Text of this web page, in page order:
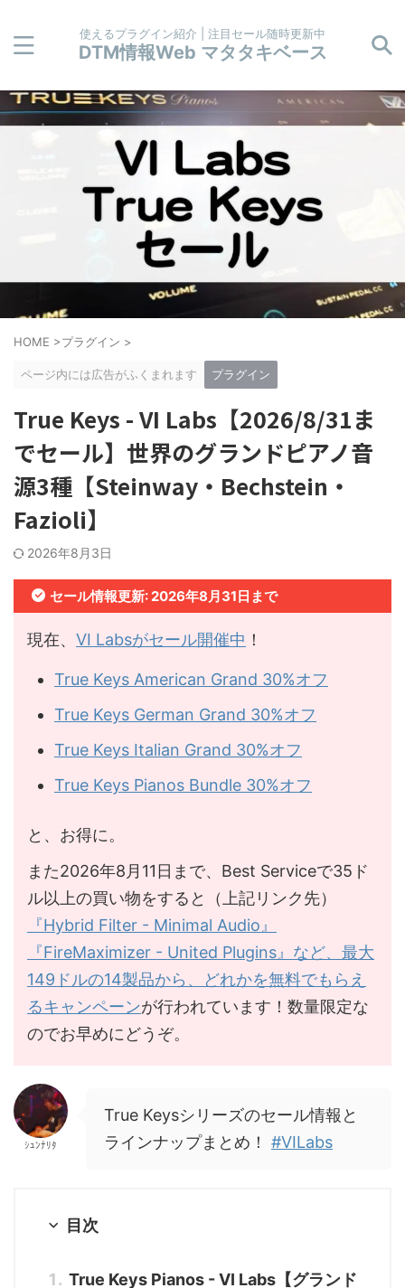
使えるプラグイン紹介 | 注目セール随時更新中
DTM情報Web マタタキベース
HOME >プラグイン >
ページ内には広告がふくまれます プラグイン
True Keys - VI Labs【2026/8/31ま
でセール】世界のグランドピアノ音
源3種【Steinway・Bechstein・
Fazioli】
2026年8月3日
セール情報更新: 2026年8月31日まで
現在、 VI Labsがセール開催中 ！
True Keys American Grand 30%オフ
True Keys German Grand 30%オフ
True Keys Italian Grand 30%オフ
True Keys Pianos Bundle 30%オフ
と、お得に。
また2026年8月11日まで、Best Serviceで35ド
ル以上の買い物をすると（上記リンク先）
『Hybrid Filter - Minimal Audio』
『FireMaximizer - United Plugins』など、最大
149ドルの14製品から、どれかを無料でもらえ
るキャンペーンが行われています！数量限定な
のでお早めにどうぞ。
ｼｭﾝﾅﾘﾀ
True Keysシリーズのセール情報と
ラインナップまとめ！ #VILabs
目次
True Keys Pianos - VI Labs【グランド